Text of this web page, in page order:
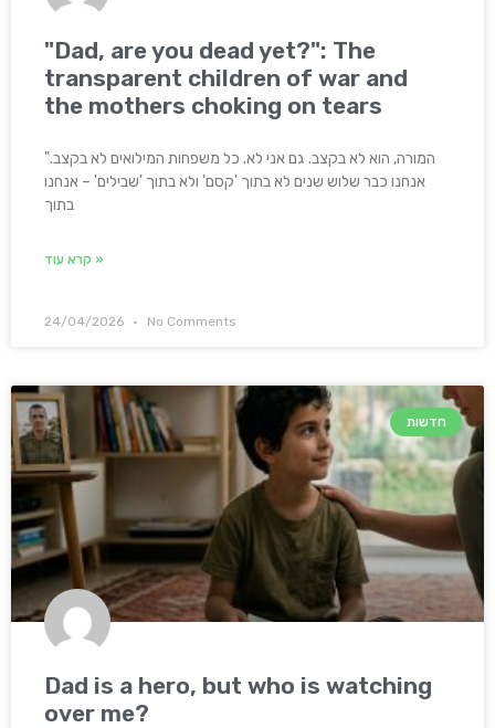
"Dad, are you dead yet?": The
transparent children of war and
the mothers choking on tears
"המורה, הוא לא בקצב. גם אני לא. כל משפחות המילואים לא בקצב.
אנחנו כבר שלוש שנים לא בתוך 'קסם' ולא בתוך 'שבילים' – אנחנו
בתוך
קרא עוד »
24/04/2026 No Comments
חדשות
Dad is a hero, but who is watching
over me?